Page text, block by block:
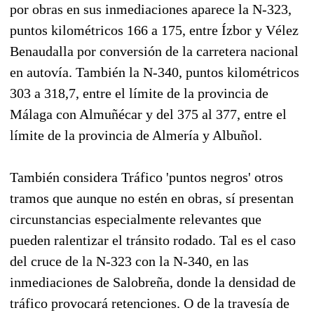
por obras en sus inmediaciones aparece la N-323,
puntos kilométricos 166 a 175, entre Ízbor y Vélez
Benaudalla por conversión de la carretera nacional
en autovía. También la N-340, puntos kilométricos
303 a 318,7, entre el límite de la provincia de
Málaga con Almuñécar y del 375 al 377, entre el
límite de la provincia de Almería y Albuñol.
También considera Tráfico 'puntos negros' otros
tramos que aunque no estén en obras, sí presentan
circunstancias especialmente relevantes que
pueden ralentizar el tránsito rodado. Tal es el caso
del cruce de la N-323 con la N-340, en las
inmediaciones de Salobreña, donde la densidad de
tráfico provocará retenciones. O de la travesía de